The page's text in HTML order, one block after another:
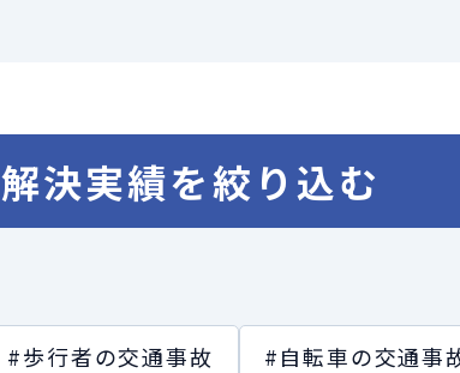
解決実績を絞り込む
#歩行者の交通事故 #自転車の交通事